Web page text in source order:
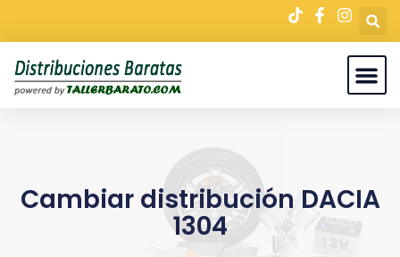
Cambiar distribución DACIA
1304